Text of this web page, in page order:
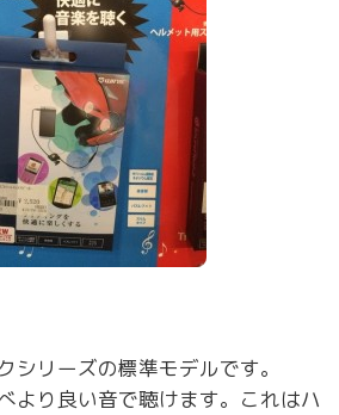
シリーズの標準モデルです。
より良い音で聴けます。これはハ